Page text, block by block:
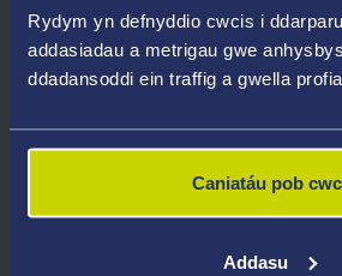
Rydym yn defnyddio cwcis i
addasiadau a metrigau gwe
ddadansoddi ein traffig a gwella
Caniatáu pob
Addasu
Meysydd
Addysg Gychwynnol i
Dyniaethau cynradd
Arolygu a gwerthuso ysgolion